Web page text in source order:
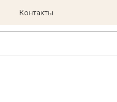
Контакты